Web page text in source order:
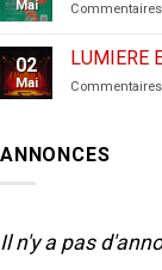
Mai
02
Mai
LUMIERE
ANNONCES
Il n'y a pas